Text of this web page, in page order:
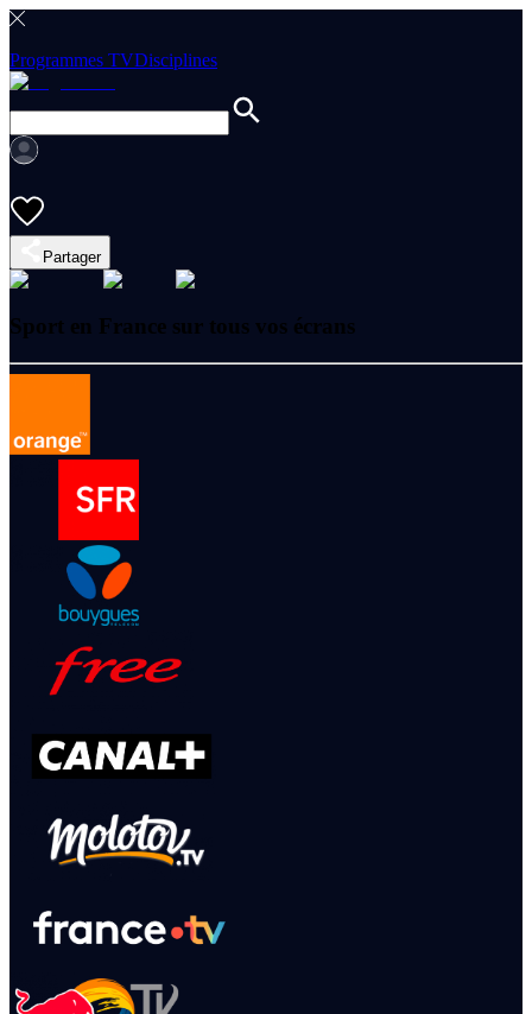
Programmes TVDisciplines
Partager
Sport en France sur tous vos écrans